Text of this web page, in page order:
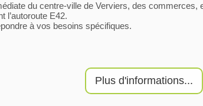
du centre-ville de Verviers, des commerces,
l’autoroute E42.
à vos besoins spécifiques.
Plus d'informations...